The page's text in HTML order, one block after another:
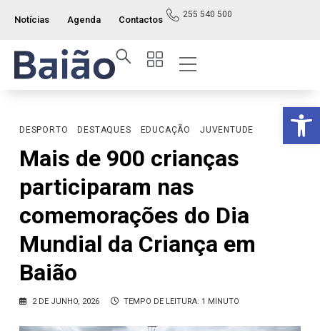
Notícias Agenda Contactos 255 540 500
DESPORTO DESTAQUES EDUCAÇÃO JUVENTUDE
Mais de 900 crianças
participaram nas
comemorações do Dia
Mundial da Criança em
Baião
2 DE JUNHO, 2026 TEMPO DE LEITURA: 1 MINUTO